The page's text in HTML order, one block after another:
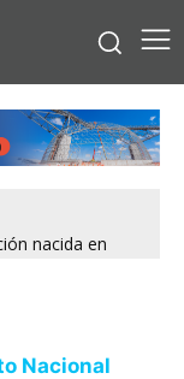
nacida en
Nacional